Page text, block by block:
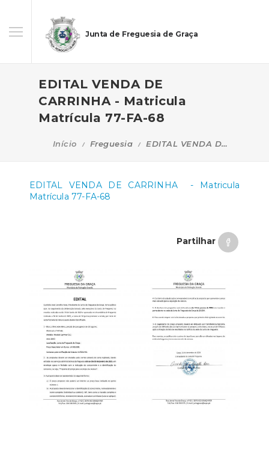
Junta de Freguesia de Graça
EDITAL VENDA DE
CARRINHA - Matricula
Matrícula 77-FA-68
Início Freguesia EDITAL VENDA DE CARRINHA - Matricula Matrícula 77-FA-68
EDITAL VENDA DE CARRINHA - Matricula
Matrícula 77-FA-68
Partilhar